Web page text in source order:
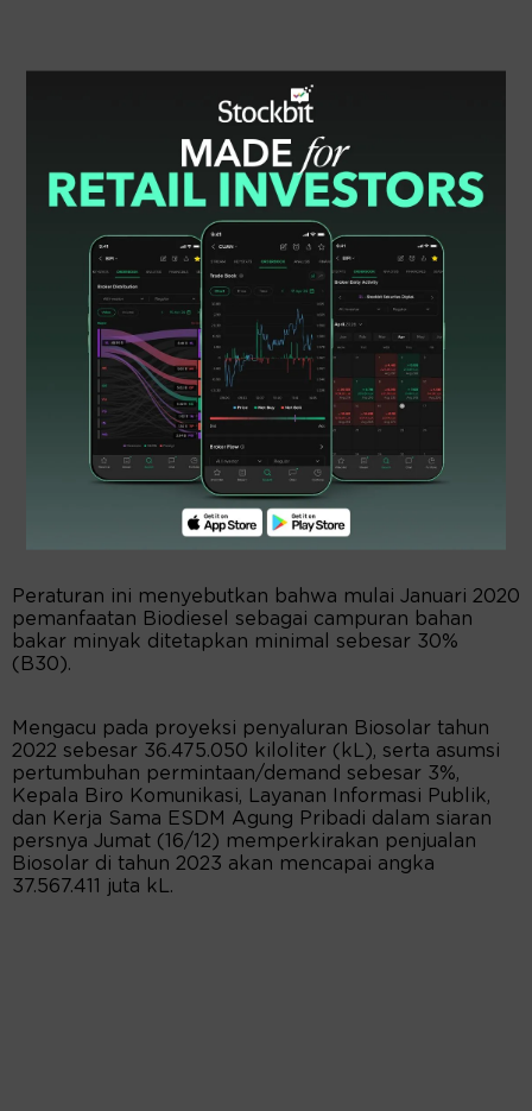
Peraturan ini menyebutkan bahwa mulai Januari 2020
pemanfaatan Biodiesel sebagai campuran bahan
bakar minyak ditetapkan minimal sebesar 30%
(B30).
Mengacu pada proyeksi penyaluran Biosolar tahun
2022 sebesar 36.475.050 kiloliter (kL), serta asumsi
pertumbuhan permintaan/demand sebesar 3%,
Kepala Biro Komunikasi, Layanan Informasi Publik,
dan Kerja Sama ESDM Agung Pribadi dalam siaran
persnya Jumat (16/12) memperkirakan penjualan
Biosolar di tahun 2023 akan mencapai angka
37.567.411 juta kL.